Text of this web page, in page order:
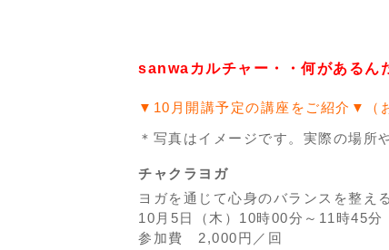
sanwaカルチャー・・何がある
▼10月開講予定の講座をご紹介▼（
＊写真はイメージです。実際の場所
チャクラヨガ
ヨガを通じて心身のバランスを整え
10月5日（木）10時00分～11時45分
参加費 2,000円／回